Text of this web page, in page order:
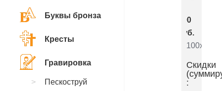
000
руб.
100x50x8
Скидки
:
Буквы бронза
Кресты
Гравировка
Пескоструй